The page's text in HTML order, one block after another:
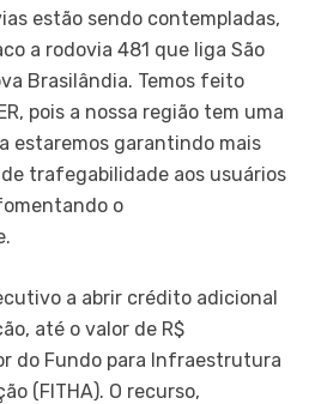
estão sendo contempladas,
a rodovia 481 que liga São
Brasilândia. Temos feito
pois a nossa região tem uma
estaremos garantindo mais
trafegabilidade aos usuários
o
a abrir crédito adicional
até o valor de R$
do Fundo para Infraestrutura
(FITHA). O recurso,